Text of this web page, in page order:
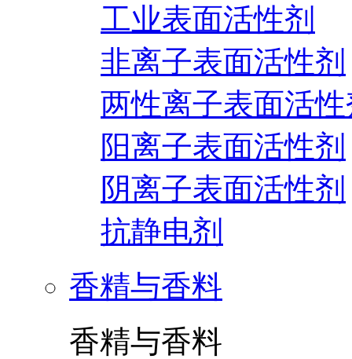
工业表面活性剂
非离子表面活性剂
两性离子表面活
阳离子表面活性剂
阴离子表面活性剂
抗静电剂
香精与香料
香精与香料